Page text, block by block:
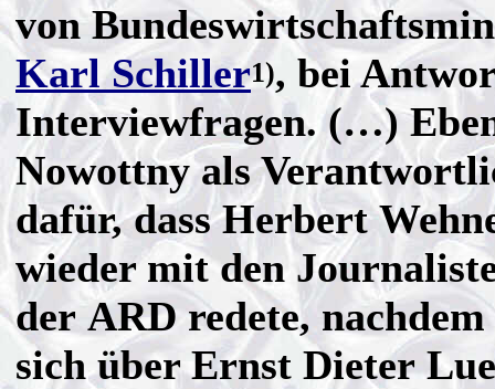
von
Karl Schiller1), bei
Interviewfragen. (…)
Nowottny als
dafür, dass Herbert
wieder mit den
der ARD redete,
sich über Ernst Dieter